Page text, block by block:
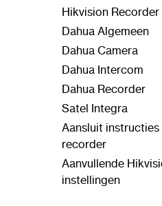
Hikvision Recorder
Dahua Algemeen
Dahua Camera
Dahua Intercom
Dahua Recorder
Satel Integra
Aansluit
recorder
Aanvullende
instellingen